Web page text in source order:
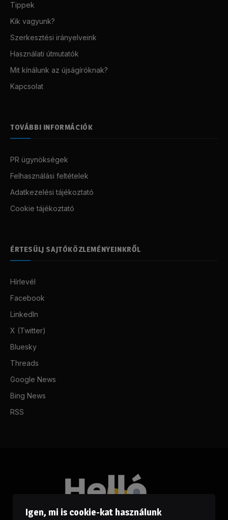
Tippek
Kik vagyunk?
Szerkesztési irányelveink
Használati útmutatók
Mit kínálunk az újságíróknak?
Kapcsolat
TOVÁBBI INFORMÁCIÓK
PR ügynökségek
Felhasználási feltételek
Adatkezelési tájékoztató
Cookie tájékoztató
ÉRTESÜLJ SAJTÓKÖZLEMÉNYEINKRŐL
Hírlevél
Facebook
LinkedIn
X (Twitter)
Bluesky
Threads
Google News
Bing News
RSS
Igen, mi is cookie-kat használunk